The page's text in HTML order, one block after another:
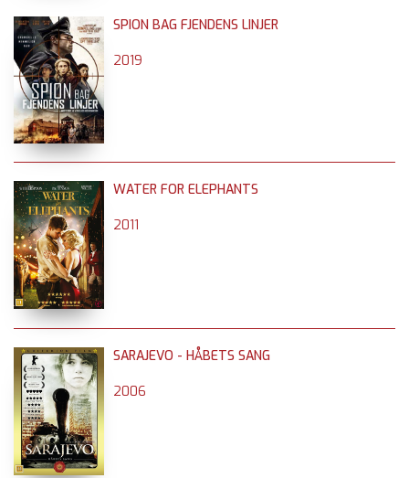
SPION BAG FJENDENS LINJER
2019
WATER FOR ELEPHANTS
2011
SARAJEVO - HÅBETS SANG
2006